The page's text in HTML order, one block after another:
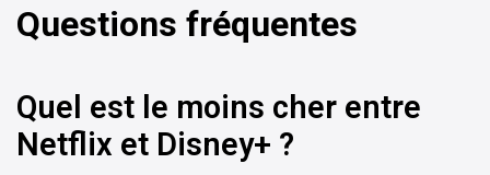
Questions fréquentes
Quel est le moins cher entre
Netflix et Disney+ ?